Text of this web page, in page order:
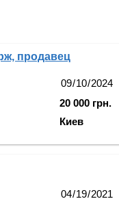
продавец
20 000 грн.
Киев